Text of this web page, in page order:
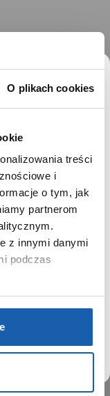
O plikach cookies
treści
i
o tym, jak
partnerom
z innymi danymi
podczas
aby analizować
działanie oraz